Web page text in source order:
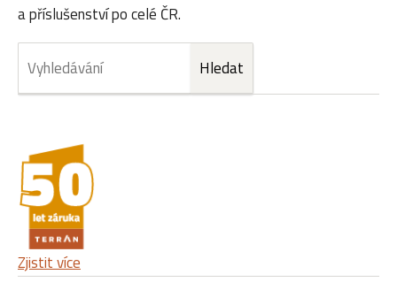
a příslušenství po celé ČR.
Zjistit více